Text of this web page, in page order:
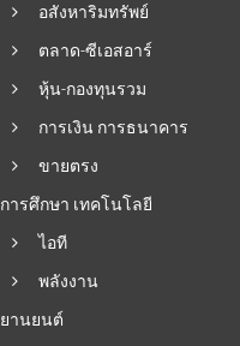
อสังหาริมทรัพย์
ตลาด-ซีเอสอาร์
หุ้น-กองทุนรวม
การเงิน การธนาคาร
ขายตรง
การศึกษา เทคโนโลยี
ไอที
พลังงาน
ยานยนต์